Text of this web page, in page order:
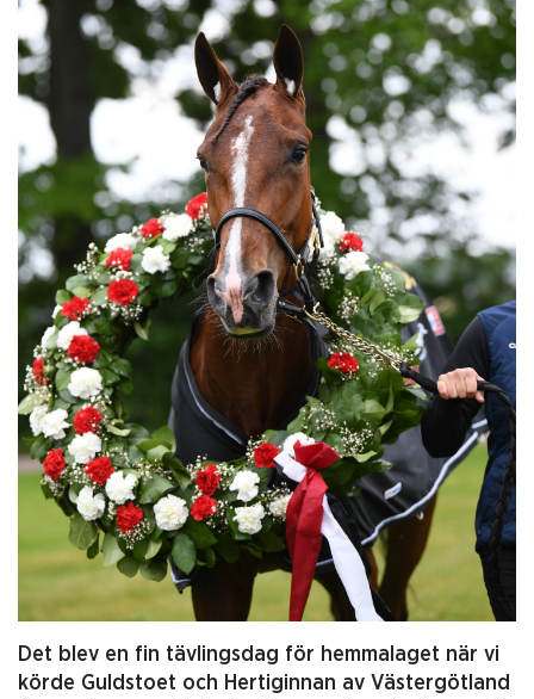
Det blev en fin tävlingsdag för hemmalaget när vi
körde Guldstoet och Hertiginnan av Västergötland